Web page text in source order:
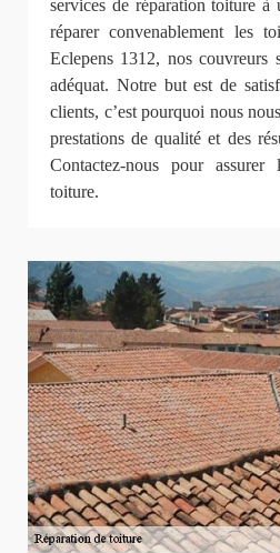
services de réparation toiture
réparer convenablement les
Eclepens 1312, nos couvreurs
adéquat. Notre but est de
clients, c’est pourquoi nous
prestations de qualité et des
Contactez-nous pour
toiture.